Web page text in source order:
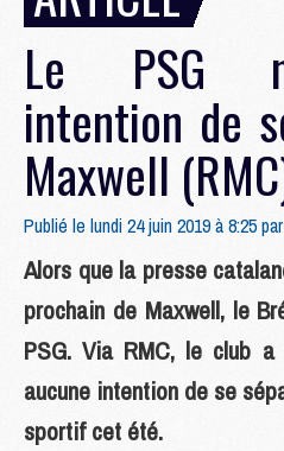
Le PSG
intention de
Maxwell
Publié le lundi 24 juin 2019 à 8:25 par
Alors que la presse
prochain de Maxwell, le
PSG. Via RMC, le club
aucune intention de se
sportif cet été.